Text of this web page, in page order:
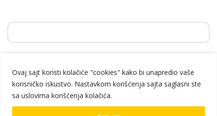
Ovaj sajt koristi kolačiće "cookies" kako bi unapredio vaše
korisničko iskustvo. Nastavkom korišćenja sajta saglasni ste
sa uslovima korišćenja kolačića.
© Copyright Vamos Toys. Sva prava zadržana.